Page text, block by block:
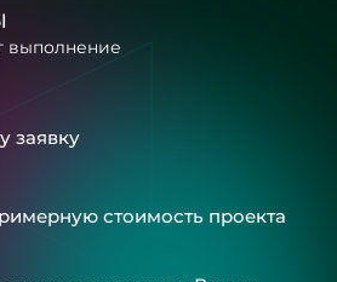
выполнение
заявку
стоимость проекта